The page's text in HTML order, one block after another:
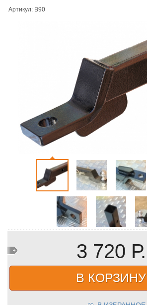
Артикул: B90
3 720 Р.
В КОРЗИНУ